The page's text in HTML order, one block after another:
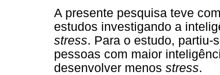
A presente pesquisa teve
estudos investigando a
stress. Para o estudo, partiu-
pessoas com maior
desenvolver menos stress.